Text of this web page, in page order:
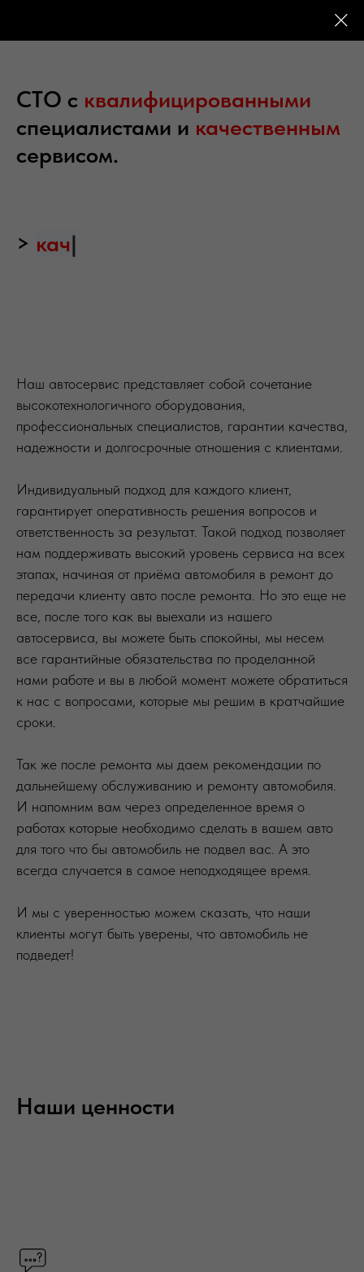
СТО с квалифицированными
специалистами и качественным
сервисом.
> качественных се
Наш автосервис представляет собой сочетание
высокотехнологичного оборудования,
профессиональных специалистов, гарантии качества,
надежности и долгосрочные отношения с клиентами.
Индивидуальный подход для каждого клиент,
гарантирует оперативность решения вопросов и
ответственность за результат. Такой подход позволяет
нам поддерживать высокий уровень сервиса на всех
этапах, начиная от приёма автомобиля в ремонт до
передачи клиенту авто после ремонта. Но это еще не
все, после того как вы выехали из нашего
автосервиса, вы можете быть спокойны, мы несем
все гарантийные обязательства по проделанной
нами работе и вы в любой момент можете обратиться
к нас с вопросами, которые мы решим в кратчайшие
сроки.
Так же после ремонта мы даем рекомендации по
дальнейшему обслуживанию и ремонту автомобиля.
И напомним вам через определенное время о
работах которые необходимо сделать в вашем авто
для того что бы автомобиль не подвел вас. А это
всегда случается в самое неподходящее время.
И мы с уверенностью можем сказать, что наши
клиенты могут быть уверены, что автомобиль не
подведет!
Наши ценности